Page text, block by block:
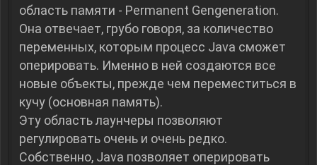
область памяти - Permanent Gengeneration.
Она отвечает, грубо говоря, за количество
переменных, которым процесс Java сможет
оперировать. Именно в ней создаются все
новые объекты, прежде чем переместиться в
кучу (основная память).
Эту область лаунчеры позволяют
регулировать очень и очень редко.
Собственно, Java позволяет оперировать